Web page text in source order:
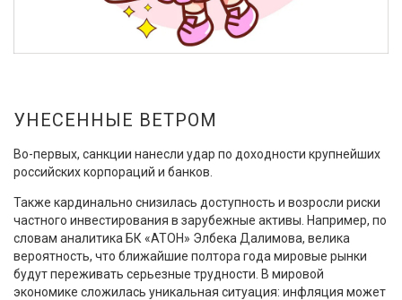
УНЕСЕННЫЕ ВЕТРОМ
Во-первых, санкции нанесли удар по доходности крупнейших
российских корпораций и банков.
Также кардинально снизилась доступность и возросли риски
частного инвестирования в зарубежные активы. Например, по
словам аналитика БК «АТОН» Элбека Далимова, велика
вероятность, что ближайшие полтора года мировые рынки
будут переживать серьезные трудности. В мировой
экономике сложилась уникальная ситуация: инфляция может